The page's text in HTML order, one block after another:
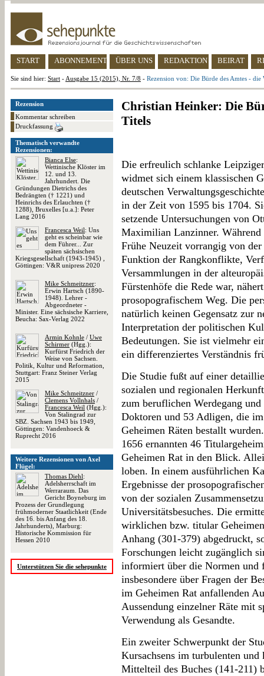
START ABONNEMENT ÜBER UNS REDAKTION BEIRAT
Sie sind hier: Start - Ausgabe 15 (2015), Nr. 7/8 - Rezension von: Die Bürde des Amtes - die
Rezension
Kommentar schreiben
Druckfassung
Thematisch verwandte
Rezensionen:
Bianca Else:
Wettinische Klöster im
12. und 13.
Jahrhundert. Die
Gründungen Dietrichs des
Bedrängten († 1221) und
Heinrichs des Erlauchten (†
1288), Bruxelles [u.a.]: Peter
Lang 2016
Francesca Weil: Uns
geht es scheinbar wie
dem Führer... Zur
späten sächsischen
Kriegsgesellschaft (1943-1945) ,
Göttingen: V&R unipress 2020
Mike Schmeitzner:
Erwin Hartsch (1890-
1948). Lehrer -
Abgeordneter -
Minister. Eine sächsische Karriere,
Beucha: Sax-Verlag 2022
Armin Kohnle / Uwe
Schirmer (Hgg.):
Kurfürst Friedrich der
Weise von Sachsen.
Politik, Kultur und Reformation,
Stuttgart: Franz Steiner Verlag
2015
Mike Schmeitzner /
Clemens Vollnhals /
Francesca Weil (Hgg.):
Von Stalingrad zur
SBZ. Sachsen 1943 bis 1949,
Göttingen: Vandenhoeck &
Ruprecht 2016
Weitere Rezensionen von Axel
Flügel:
Thomas Diehl:
Adelsherrschaft im
Werraraum. Das
Gericht Boyneburg im
Prozess der Grundlegung
frühmoderner Staatlichkeit (Ende
des 16. bis Anfang des 18.
Jahrhunderts), Marburg:
Historische Kommission für
Hessen 2010
Unterstützen Sie die sehepunkte
Christian Heinker: Die
Titels
Die erfreulich schlanke
widmet sich einem klassischen
deutschen
in der Zeit von 1595 bis 1704.
setzende Untersuchungen von
Maximilian Lanzinner.
Frühe Neuzeit vorrangig von
Funktion der Rangkonflikte,
Versammlungen in der
Fürstenhöfe die Rede war,
prosopografischem Weg. Die
natürlich keinen Gegensatz zur
Interpretation der politischen
Bedeutungen. Sie ist vielmehr
ein differenziertes Verständnis
Die Studie fußt auf einer
sozialen und regionalen
zum beruflichen Werdegang
Doktoren und 53 Adligen, die
Geheimen Räten bestallt
1656 ernannten 46
Geheimen Rat in den Blick.
loben. In einem ausführlichen
Ergebnisse der
von der sozialen
Universitätsbesuches. Die
wirklichen bzw. titular
Anhang (301-379) abgedruckt,
Forschungen leicht zugänglich
informiert über die Normen und
insbesondere über Fragen der
im Geheimen Rat anfallenden
Aussendung einzelner Räte mit
Verwendung als Gesandte.
Ein zweiter Schwerpunkt der
Kursachsens im turbulenten
Mittelteil des Buches (141-211)